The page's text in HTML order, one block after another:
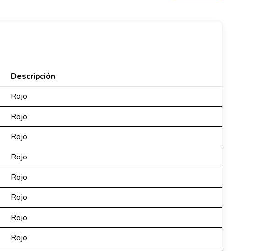
Descripción
Rojo
Rojo
Rojo
Rojo
Rojo
Rojo
Rojo
Rojo